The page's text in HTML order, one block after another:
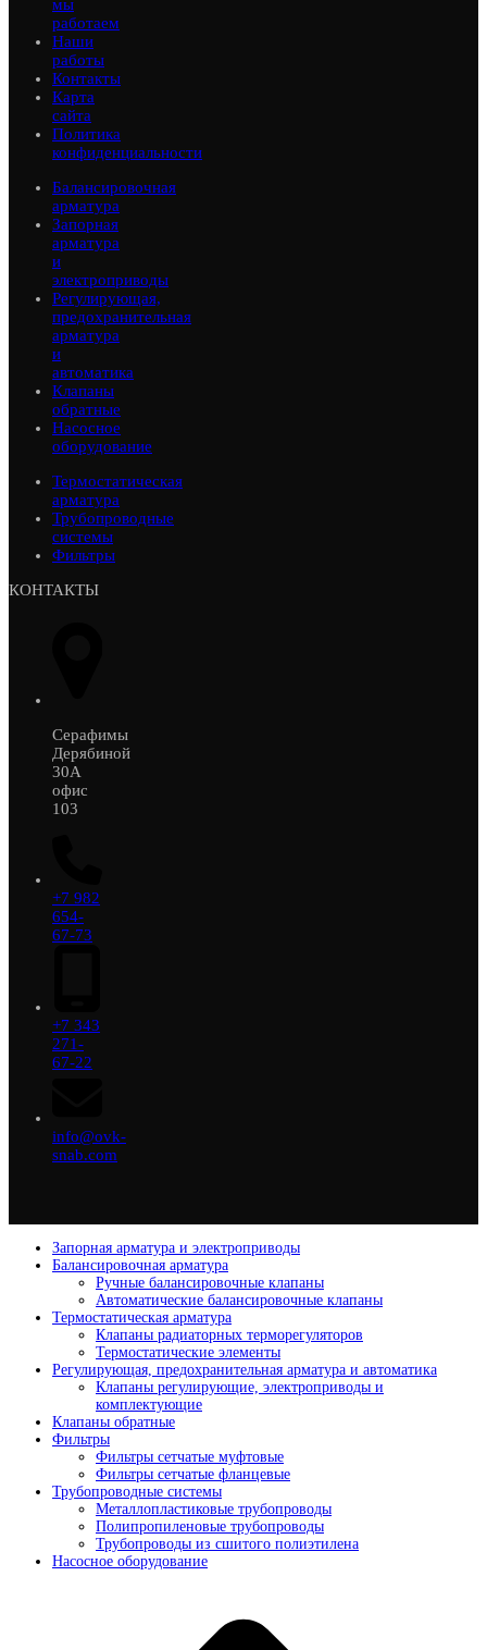
мы
работаем
Наши
работы
Контакты
Карта
сайта
Политика
конфиденциальности
Балансировочная
арматура
Запорная
арматура
и
электроприводы
Регулирующая,
предохранительная
арматура
и
автоматика
Клапаны
обратные
Насосное
оборудование
Термостатическая
арматура
Трубопроводные
системы
Фильтры
КОНТАКТЫ
Серафимы
Дерябиной
30А
офис
103
+7 982
654-
67-73
+7 343
271-
67-22
info@ovk-
snab.com
Запорная арматура и электроприводы
Балансировочная арматура
Ручные балансировочные клапаны
Автоматические балансировочные клапаны
Термостатическая арматура
Клапаны радиаторных терморегуляторов
Термостатические элементы
Регулирующая, предохранительная арматура и автоматика
Клапаны регулирующие, электроприводы и
комплектующие
Клапаны обратные
Фильтры
Фильтры сетчатые муфтовые
Фильтры сетчатые фланцевые
Трубопроводные системы
Металлопластиковые трубопроводы
Полипропиленовые трубопроводы
Трубопроводы из сшитого полиэтилена
Насосное оборудование